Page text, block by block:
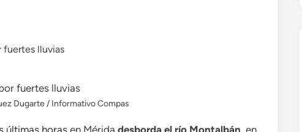
Dugarte / Informativo Compas
últimas horasen Mérida desborda el río Montalbán, en